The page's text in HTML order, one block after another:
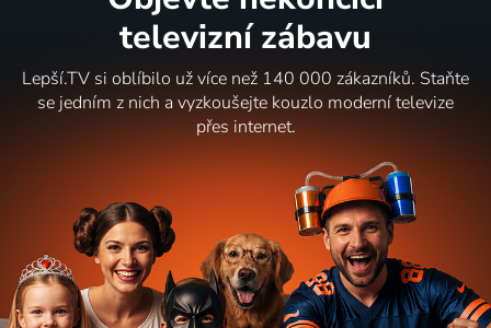
televizní zábavu
Lepší.TV si oblíbilo už více než 140 000 zákazníků. Staňte
se jedním z nich a vyzkoušejte kouzlo moderní televize
přes internet.